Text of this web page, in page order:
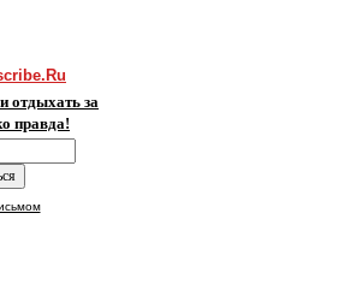
отдыхать за
правда!